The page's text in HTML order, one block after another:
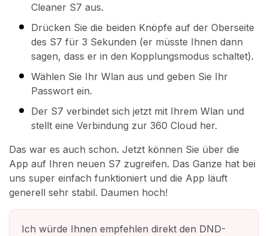
Cleaner S7 aus.
Drücken Sie die beiden Knöpfe auf der Oberseite
des S7 für 3 Sekunden (er müsste Ihnen dann
sagen, dass er in den Kopplungsmodus schaltet).
Wählen Sie Ihr Wlan aus und geben Sie Ihr
Passwort ein.
Der S7 verbindet sich jetzt mit Ihrem Wlan und
stellt eine Verbindung zur 360 Cloud her.
Das war es auch schon. Jetzt können Sie über die
App auf Ihren neuen S7 zugreifen. Das Ganze hat bei
uns super einfach funktioniert und die App läuft
generell sehr stabil. Daumen hoch!
Ich würde Ihnen empfehlen direkt den DND-